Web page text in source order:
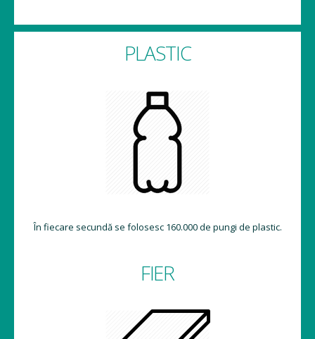
PLASTIC
În fiecare secundă se folosesc 160.000 de pungi de plastic.
FIER